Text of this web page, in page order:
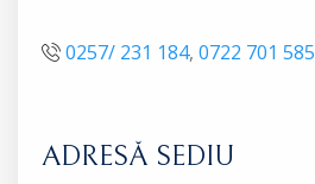
0257/ 231 184, 0722 701 585
ADRESĂ SEDIU